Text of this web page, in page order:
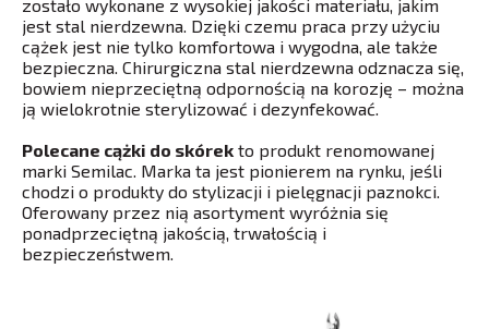
zostało wykonane z wysokiej jakości materiału, jakim
jest stal nierdzewna. Dzięki czemu praca przy użyciu
cążek jest nie tylko komfortowa i wygodna, ale także
bezpieczna. Chirurgiczna stal nierdzewna odznacza się,
bowiem nieprzeciętną odpornością na korozję – można
ją wielokrotnie sterylizować i dezynfekować.
Polecane cążki do skórek to produkt renomowanej
marki Semilac. Marka ta jest pionierem na rynku, jeśli
chodzi o produkty do stylizacji i pielęgnacji paznokci.
Oferowany przez nią asortyment wyróżnia się
ponadprzeciętną jakością, trwałością i
bezpieczeństwem.